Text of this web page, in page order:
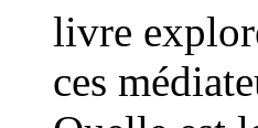
livre
ces